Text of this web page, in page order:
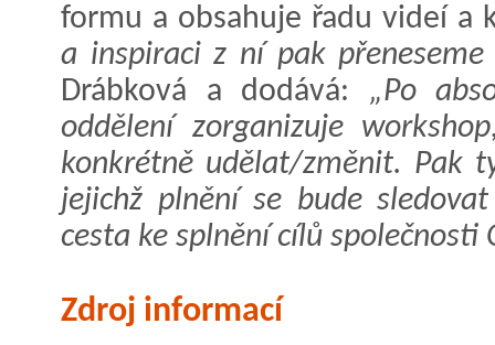
formu a obsahuje řadu videí a
a inspiraci z ní pak přeneseme
Drábková a dodává: „Po
oddělení zorganizuje
konkrétně udělat/změnit. Pak
jejichž plnění se bude
cesta ke splnění cílů společnosti
Zdroj informací